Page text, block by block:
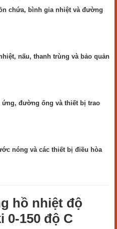
chứa, bình gia nhiệt và đường
nấu, thanh trùng và bảo quản
ứng, đường ống và thiết bị trao
nóng và các thiết bị điều hòa
hồ nhiệt độ
0-150 độ C